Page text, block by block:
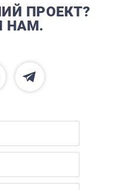
ПРОЕКТ?
НАМ.